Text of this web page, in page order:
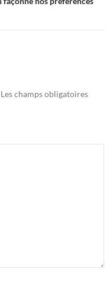
Les champs obligatoires